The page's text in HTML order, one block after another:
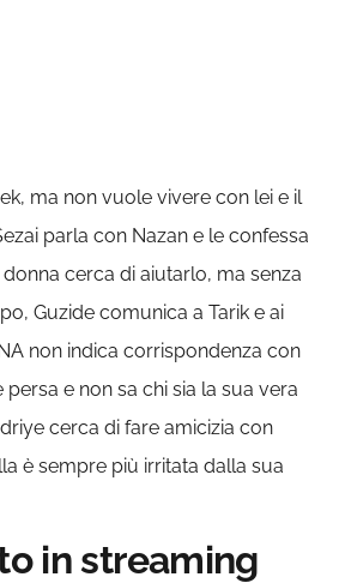
ma non vuole vivere con lei e il
parla con Nazan e le confessa
cerca di aiutarlo, ma senza
Guzide comunica a Tarik e ai
non indica corrispondenza con
e non sa chi sia la sua vera
cerca di fare amicizia con
è sempre più irritata dalla sua
in streaming